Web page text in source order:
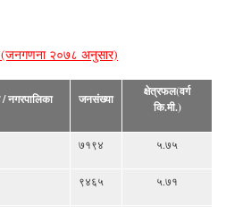
(जनगणना २०७८ अनुसार)
नगरपालिका जनसंख्या
क्षेत्रफल(वर्ग
कि.मी.)
७१९४ ५.७५
९४६५ ५.७१